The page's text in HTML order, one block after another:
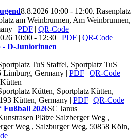
8.8.2026 10:00 - 12:00, Rasenplatz
am Weinbrunnen, Am Weinbrunnen,
| PDF | QR-Code
10:00 - 12:30 | PDF | QR-Code
- D-Juniorinnen
TuS Staffel, Sportplatz TuS
Limburg, Germany | PDF | QR-Code
Kütten, Sportplatz Kütten,
Kütten, Germany | PDF | QR-Code
Fußball 2026SC Janus
Plätze Salzberger Weg ,
Weg , Salzburger Weg, 50858 Köln,